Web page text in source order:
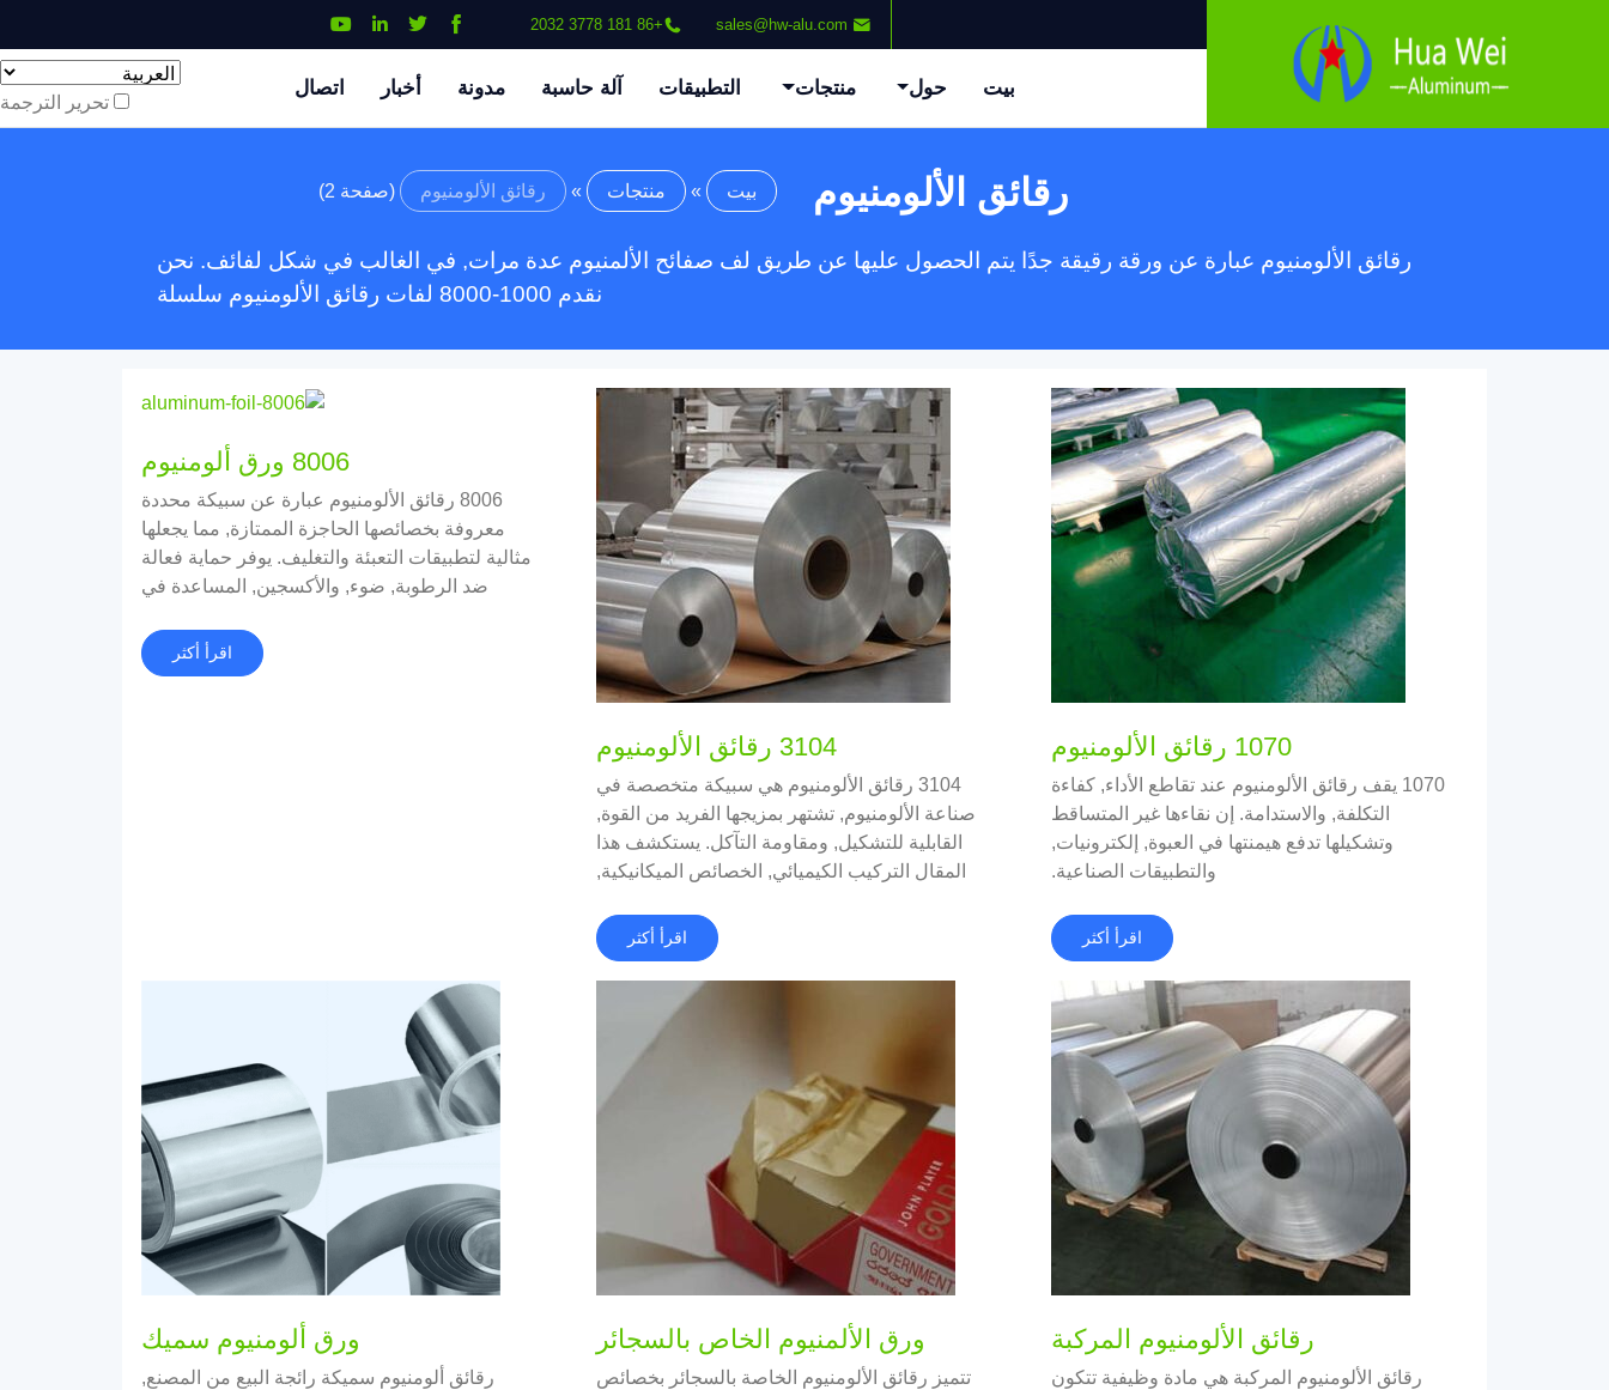
sales@hw-alu.com
+86 181 3778 2032
بيت حول منتجات التطبيقات آلة حاسبة مدونة أخبار اتصال
تحرير الترجمة
رقائق الألومنيوم بيت » منتجات » رقائق الألومنيوم (صفحة 2)
رقائق الألومنيوم عبارة عن ورقة رقيقة جدًا يتم الحصول عليها عن طريق لف صفائح الألمنيوم عدة مرات, في الغالب في شكل لفائف. نحن
نقدم 1000-8000 لفات رقائق الألومنيوم سلسلة
1070 رقائق الألومنيوم
1070 يقف رقائق الألومنيوم عند تقاطع الأداء, كفاءة
التكلفة, والاستدامة. إن نقاءها غير المتساقط
وتشكيلها تدفع هيمنتها في العبوة, إلكترونيات,
والتطبيقات الصناعية.
اقرأ أكثر
3104 رقائق الألومنيوم
3104 رقائق الألومنيوم هي سبيكة متخصصة في
صناعة الألومنيوم, تشتهر بمزيجها الفريد من القوة,
القابلية للتشكيل, ومقاومة التآكل. يستكشف هذا
المقال التركيب الكيميائي, الخصائص الميكانيكية,
اقرأ أكثر
8006 ورق ألومنيوم
8006 رقائق الألومنيوم عبارة عن سبيكة محددة
معروفة بخصائصها الحاجزة الممتازة, مما يجعلها
مثالية لتطبيقات التعبئة والتغليف. يوفر حماية فعالة
ضد الرطوبة, ضوء, والأكسجين, المساعدة في
اقرأ أكثر
رقائق الألومنيوم المركبة
رقائق الألومنيوم المركبة هي مادة وظيفية تتكون
ورق الألمنيوم الخاص بالسجائر
تتميز رقائق الألومنيوم الخاصة بالسجائر بخصائص
ورق ألومنيوم سميك
رقائق ألومنيوم سميكة رائجة البيع من المصنع,